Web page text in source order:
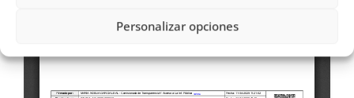
Personalizar opciones